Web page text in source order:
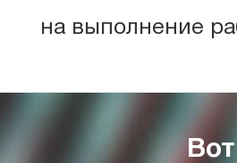
на выполнение